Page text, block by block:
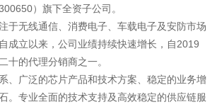
）旗下全资子公司。
于无线通信、消费电子、车载电子及安防市场
成立以来，公司业绩持续快速增长，自2019
十的代理分销商之一。
、广泛的芯片产品和技术方案、稳定的业务增
。专业全面的技术支持及高效稳定的供应链服